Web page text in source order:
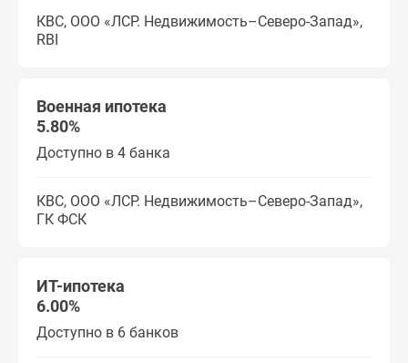
КВС, ООО «ЛСР. Недвижимость–Северо-Запад»,
RBI
Военная ипотека
5.80%
Доступно в 4 банка
КВС, ООО «ЛСР. Недвижимость–Северо-Запад»,
ГК ФСК
ИТ-ипотека
6.00%
Доступно в 6 банков